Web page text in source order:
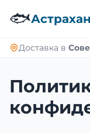
🐟
Доставка в